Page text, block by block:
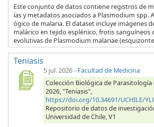
Este conjunto de datos contiene registros de
ías y metadatos asociados a Plasmodium spp.
ógico de malaria. El dataset incluye imágenes
malárico en tejido esplénico, frotis sanguíneos
evolutivas de Plasmodium malariae
Teniasis
5 jul. 2026- Facultad de Medicina
Colección Biológica de Parasitología
2026, "Teniasis",
https://doi.org/10.34691/UCHILE/
Repositorio de datos de
Universidad de Chile, V1